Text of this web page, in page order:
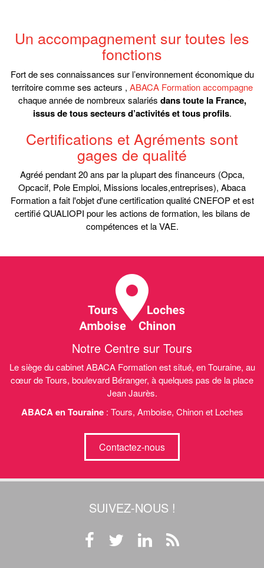
Un accompagnement sur toutes les
fonctions
Fort de ses connaissances sur l’environnement économique du
territoire comme ses acteurs , ABACA Formation accompagne
chaque année de nombreux salariés dans toute la France,
issus de tous secteurs d’activités et tous profils.
Certifications et Agréments sont
gages de qualité
Agréé pendant 20 ans par la plupart des financeurs (Opca,
Opcacif, Pole Emploi, Missions locales,entreprises), Abaca
Formation a fait l'objet d'une certification qualité CNEFOP et est
certifié QUALIOPI pour les actions de formation, les bilans de
compétences et la VAE.
Notre Centre sur Tours
Le siège du cabinet ABACA Formation est situé, en Touraine, au
cœur de Tours, boulevard Béranger, à quelques pas de la place
Jean Jaurès.
ABACA en Touraine: Tours, Amboise, Chinon et Loches
Contactez-nous
SUIVEZ-NOUS !